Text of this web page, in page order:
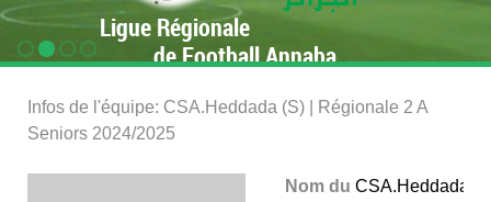
Ligue Régionale
de Football Annaba
Infos de l'équipe: CSA.Heddada (S) | Régionale 2 A
Seniors 2024/2025
Nom du CSA.Heddada